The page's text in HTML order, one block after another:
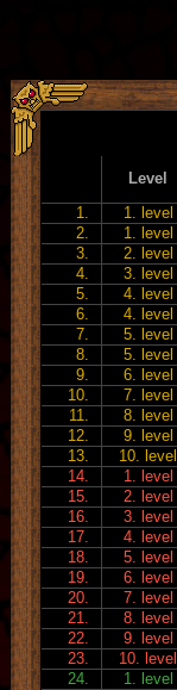
Level
1.
1. level
2.
1. level
3.
2. level
4.
3. level
5.
4. level
6.
4. level
7.
5. level
8.
5. level
9.
6. level
10.
7. level
11.
8. level
12.
9. level
13.
10. level
14.
1. level
15.
2. level
16.
3. level
17.
4. level
18.
5. level
19.
6. level
20.
7. level
21.
8. level
22.
9. level
23.
10. level
24.
1. level